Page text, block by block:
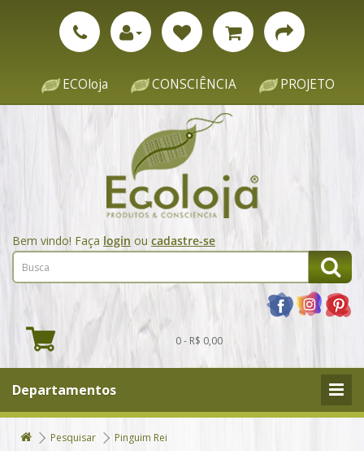
ECOloja CONSCIÊNCIA PROJETO
Bem vindo! Faça login ou cadastre-se
0 - R$ 0,00
Departamentos
Pesquisar Pinguim Rei